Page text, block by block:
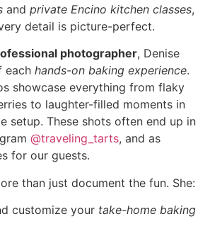
and private Encino kitchen classes,
detail is picture-perfect.
photographer, Denise
each hands-on baking experience.
showcase everything from flaky
to laughter-filled moments in
setup. These shots often end up in
@traveling_tarts, and as
for our guests.
than just document the fun. She:
customize your take-home baking